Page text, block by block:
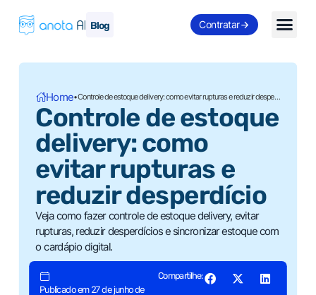
Blog Contratar
Home• Controle de estoque delivery: como evitar rupturas e reduzir desperdício
Controle de estoque
delivery: como
evitar rupturas e
reduzir desperdício
Veja como fazer controle de estoque delivery, evitar
rupturas, reduzir desperdícios e sincronizar estoque com
o cardápio digital.
Publicado em 27 de junho de
Compartilhe: